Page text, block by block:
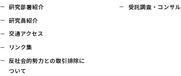
研究部署紹介
研究員紹介
交通アクセス
リンク集
反社会的勢力との取引排除に
ついて
受託調査・コンサ